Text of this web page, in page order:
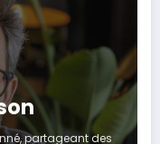
partageant des